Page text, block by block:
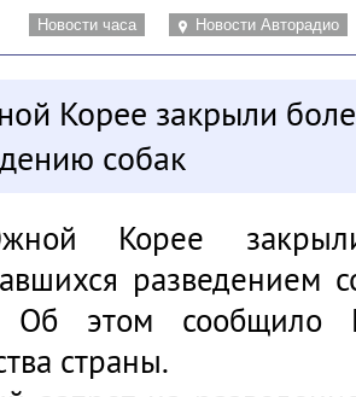
Новости часа Новости Авторадио
Корее закрыли
собак
Корее
разведением
Об этом сообщило
страны.